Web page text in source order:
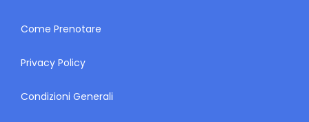
Come Prenotare
Privacy Policy
Condizioni Generali